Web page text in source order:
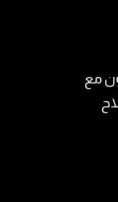
مع